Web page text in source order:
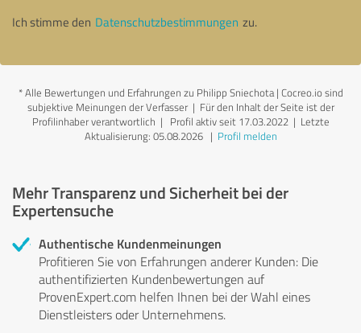
Ich stimme den Datenschutzbestimmungen zu.
*Alle Bewertungen und Erfahrungen zu Philipp Sniechota | Cocreo.io sind
subjektive Meinungen der Verfasser | Für den Inhalt der Seite ist der
Profilinhaber verantwortlich | Profil aktiv seit 17.03.2022 | Letzte
Aktualisierung: 05.08.2026| Profil melden
Mehr Transparenz und Sicherheit bei der
Expertensuche
Authentische Kundenmeinungen
Profitieren Sie von Erfahrungen anderer Kunden: Die
authentifizierten Kundenbewertungen auf
ProvenExpert.com helfen Ihnen bei der Wahl eines
Dienstleisters oder Unternehmens.